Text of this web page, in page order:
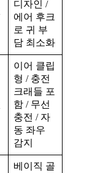
디자인 /
에어 후크
로 귀 부
담 최소화
이어 클립
형 / 충전
크래들 포
함 / 무선
충전 / 자
동 좌우
감지
베이직 골